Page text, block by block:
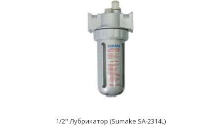
3/8" Фильтр воздушный (Sumake SA-2313F)
981 грн.
ХарактеристикиРабочее давление: 14.7 барОбъем
контейнера: 0.125 лРабочая температура: 60 °CРезьба на..
1/2" Лубрикатор (Sumake SA-2314L)